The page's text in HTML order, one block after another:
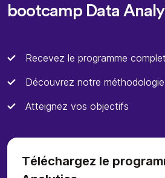
bootcamp Data
Recevez le programme complet
Découvrez notre méthodologie
Atteignez vos objectifs
Téléchargez le